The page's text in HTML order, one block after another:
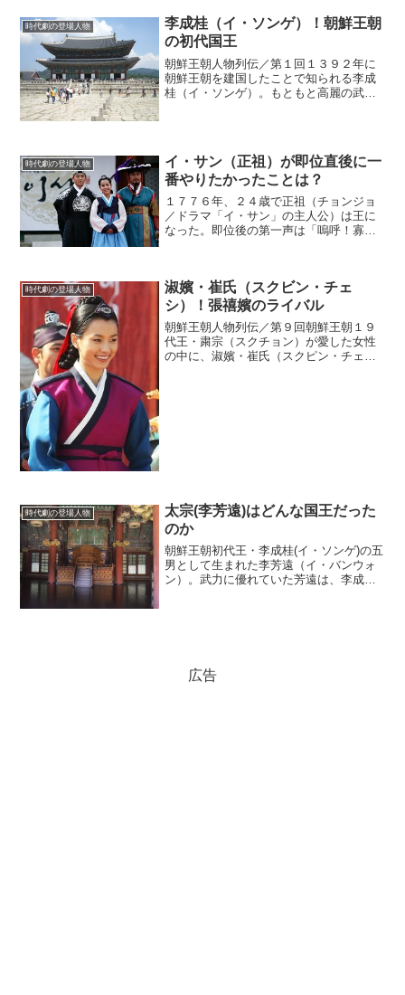
王朝の８代王の睿宗（イェ...
時代劇の登場人物
李成桂（イ・ソンゲ）！朝鮮王朝
の初代国王
朝鮮王朝人物列伝／第１回１３９２年に
朝鮮王朝を建国したことで知られる李成
桂（イ・ソンゲ）。もともと高麗の武将
時代劇の登場人物
イ・サン（正祖）が即位直後に一
番やりたかったことは？
１７７６年、２４歳で正祖（チョンジョ
／ドラマ「イ・サン」の主人公）は王に
なった。即位後の第一声は「嗚呼！寡人
だ。(adsbygoogle...
時代劇の登場人物
淑嬪・崔氏（スクビン・チェ
シ）！張禧嬪のライバル
朝鮮王朝人物列伝／第９回朝鮮王朝１９
代王・粛宗（スクチョン）が愛した女性
の中に、淑嬪・崔氏（スクピン・チェ
時代劇の登場人物
太宗(李芳遠)はどんな国王だった
のか
朝鮮王朝初代王・李成桂(イ・ソンゲ)の五
男として生まれた李芳遠（イ・バンウォ
ン）。武力に優れていた芳遠は、李成桂
広告